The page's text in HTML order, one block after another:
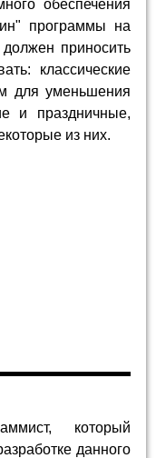
обеспечения
программы на
приносить
классические
для уменьшения
и праздничные,
из них.
который
данного